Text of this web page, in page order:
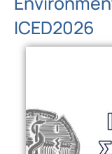
ICED2026